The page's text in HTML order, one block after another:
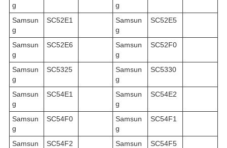
g
g
Samsun
g
SC52E1
Samsun
g
SC52E5
Samsun
g
SC52E6
Samsun
g
SC52F0
Samsun
g
SC5325
Samsun
g
SC5330
Samsun
g
SC54E1
Samsun
g
SC54E2
Samsun
g
SC54F0
Samsun
g
SC54F1
Samsun
SC54F2
Samsun
SC54F5